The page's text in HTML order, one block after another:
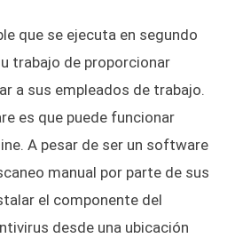
que se ejecuta en segundo
trabajo de proporcionar
a sus empleados de trabajo.
es que puede funcionar
A pesar de ser un software
manual por parte de sus
el componente del
desde una ubicación